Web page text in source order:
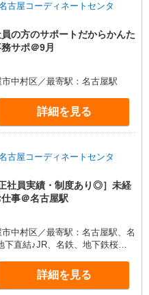
屋コーディネートセンタ
員の方のサポートだからかんた
サポ＠9月
中村区／最寄駅：名古屋駅
詳細を見る
屋コーディネートセンタ
社員実績・制度あり◎］未経
事＠名古屋駅
中村区／最寄駅：名古屋駅、名
直結♪JR、名鉄、地下鉄桜通
詳細を見る